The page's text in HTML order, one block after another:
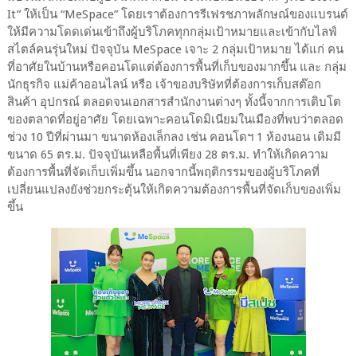
It” ให้เป็น “MeSpace” โดยเราต้องการรีเฟรชภาพลักษณ์ของแบรนด์
ให้มีความโดดเด่นเข้าถึงผู้บริโภคทุกกลุ่มเป้าหมายและเข้ากับไลฟ์
สไตล์คนรุ่นใหม่ ปัจจุบัน MeSpace เจาะ 2 กลุ่มเป้าหมาย ได้แก่ คน
ที่อาศัยในบ้านหรือคอนโดแต่ต้องการพื้นที่เก็บของมากขึ้น และ กลุ่ม
นักธุรกิจ แม่ค้าออนไลน์ หรือ เจ้าของบริษัทที่ต้องการเก็บสต๊อก
สินค้า อุปกรณ์ ตลอดจนเอกสารสำนักงานต่างๆ ทั้งนี้จากการเติบโต
ของตลาดที่อยู่อาศัย โดยเฉพาะคอนโดมิเนียมในเมืองที่พบว่าตลอด
ช่วง 10 ปีที่ผ่านมา ขนาดห้องเล็กลง เช่น คอนโดฯ 1 ห้องนอน เดิมมี
ขนาด 65 ตร.ม. ปัจจุบันเหลือพื้นที่เพียง 28 ตร.ม. ทำให้เกิดความ
ต้องการพื้นที่จัดเก็บเพิ่มขึ้น นอกจากนี้พฤติกรรมของผู้บริโภคที่
เปลี่ยนแปลงยังช่วยกระตุ้นให้เกิดความต้องการพื้นที่จัดเก็บของเพิ่ม
ขึ้น